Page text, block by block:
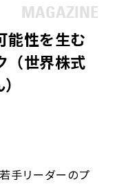
能性を生む
（世界株式
手リーダーのプ